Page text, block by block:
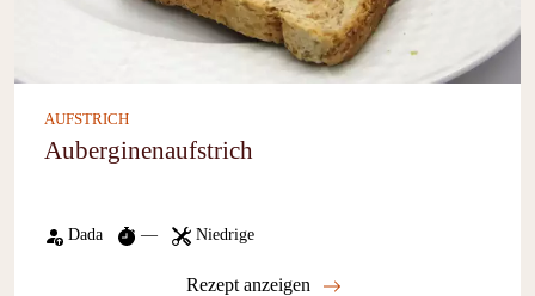
AUFSTRICH
Auberginenaufstrich
Dada — Niedrige
Rezept anzeigen